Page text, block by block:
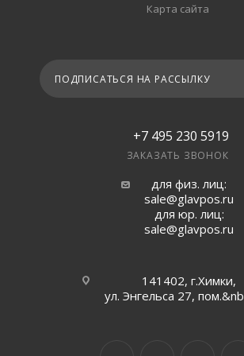
Карта сайта
ПОДПИСАТЬСЯ НА РАССЫЛКУ
+7 495 230 5919
ЗАКАЗАТЬ ЗВОНОК
для физ. лиц:
sale@glavpos.ru
для юр. лиц:
sale@glavpos.ru
141402, г.Химки,
ул. Энгельса 27,